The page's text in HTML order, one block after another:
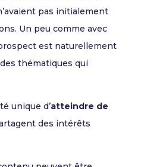
pas initialement
Un peu comme avec
est naturellement
thématiques qui
unique d’atteindre de
des intérêts